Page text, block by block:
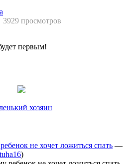
3929 просмотров
первым!
хозяин
не хочет ложиться спать —
)